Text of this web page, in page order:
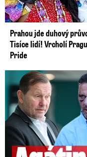
Prahou jde duhový
Tisíce lidí! Vrcholí
Pride
Útok na Jaromíra